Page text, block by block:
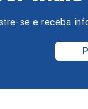
se e receba